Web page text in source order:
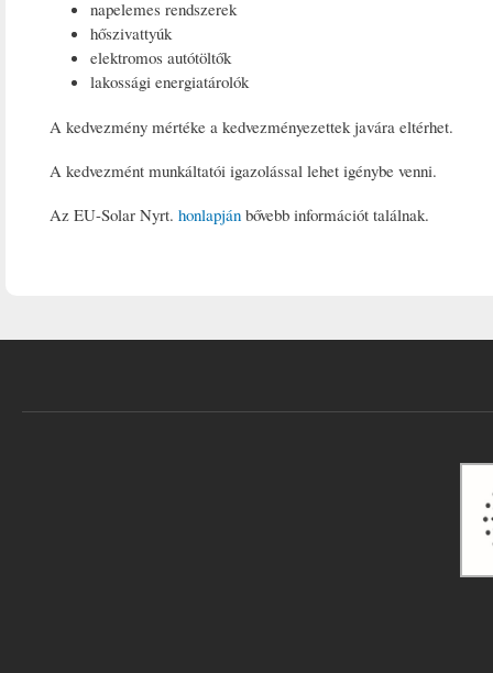
napelemes rendszerek
hőszivattyúk
elektromos autótöltők
lakossági energiatárolók
A kedvezmény mértéke a kedvezményezettek javára eltérhet.
A kedvezmént munkáltatói igazolással lehet igénybe venni.
Az EU-Solar Nyrt. honlapján bővebb információt találnak.